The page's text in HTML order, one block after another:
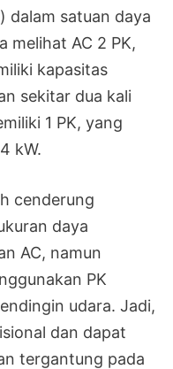
dalam satuan daya
melihat AC 2 PK,
kapasitas
sekitar dua kali
1 PK, yang
kW.
cenderung
daya
AC, namun
PK
udara. Jadi,
dan dapat
tergantung pada